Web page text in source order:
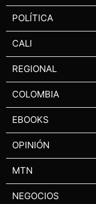
POLÍTICA
CALI
REGIONAL
COLOMBIA
EBOOKS
OPINIÓN
MTN
NEGOCIOS